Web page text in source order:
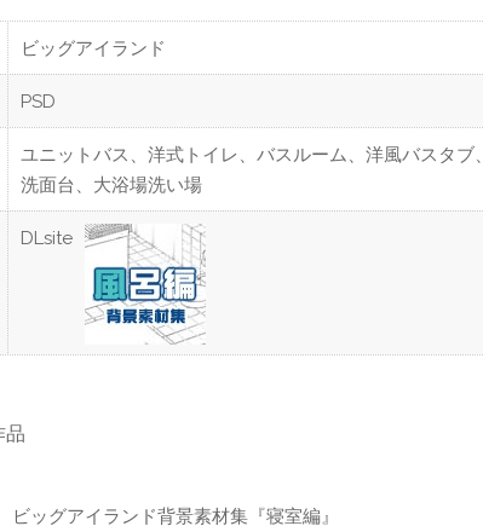
ビッグアイランド
PSD
ユニットバス、洋式トイレ、バスルーム、洋風バスタブ、
洗面台、大浴場洗い場
DLsite
品
ビッグアイランド背景素材集『寝室編』